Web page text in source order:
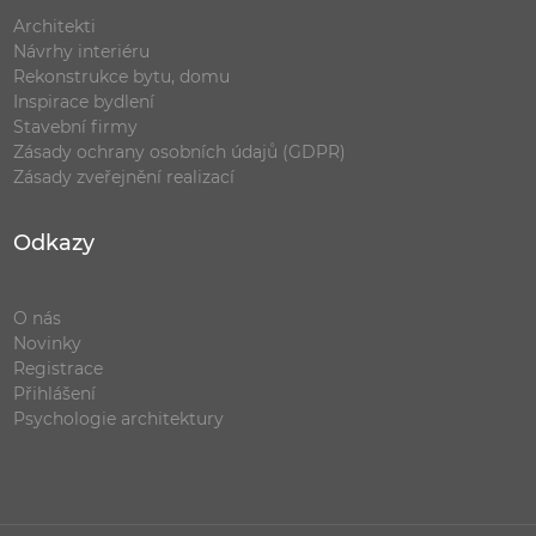
Architekti
Návrhy interiéru
Rekonstrukce bytu, domu
Inspirace bydlení
Stavební firmy
Zásady ochrany osobních údajů (GDPR)
Zásady zveřejnění realizací
Odkazy
O nás
Novinky
Registrace
Přihlášení
Psychologie architektury